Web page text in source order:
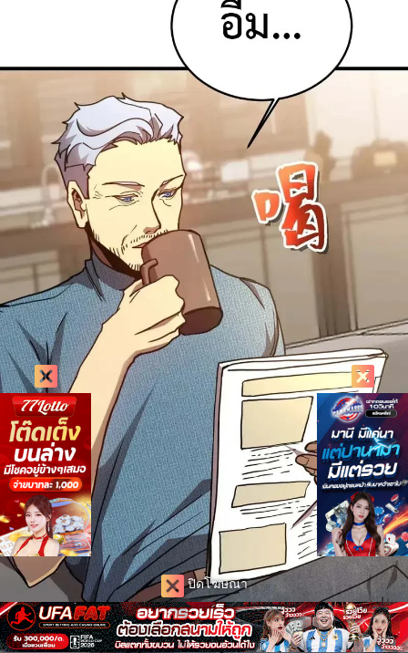
ปิดโฆษณา